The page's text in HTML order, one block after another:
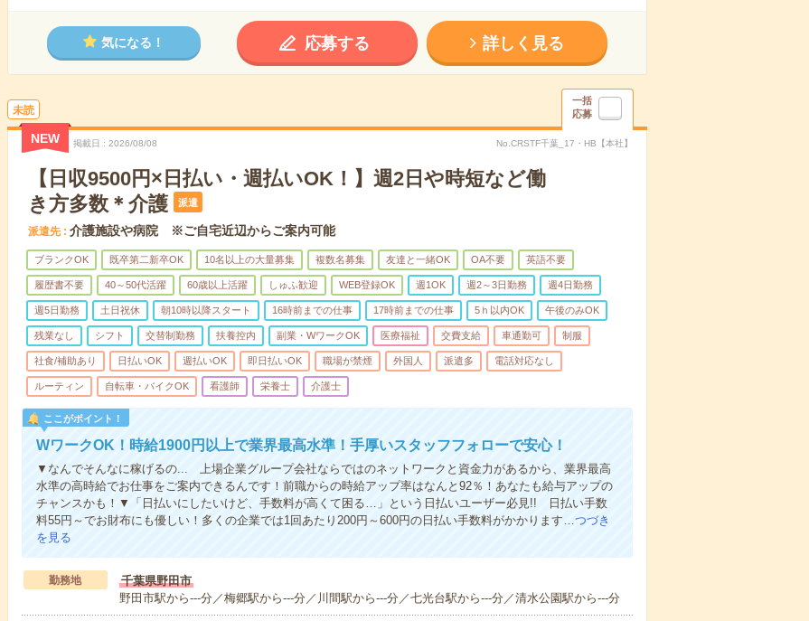
気になる！ 応募する 詳しく見る
未読
一括
応募
NEW 掲載日 2026/08/08 No.CRSTF千葉_17・HB【本社】
【日収9500円×日払い・週払いOK！】週2日や時短など働
き方多数＊介護
派遣
派遣先 介護施設や病院 ※ご自宅近辺からご案内可能
ブランクOK 既卒第二新卒OK 10名以上の大量募集 複数名募集 友達と一緒OK OA不要 英語不要
履歴書不要 40～50代活躍 60歳以上活躍 しゅふ歓迎 WEB登録OK 週1OK 週2～3日勤務 週4日勤務
週5日勤務 土日祝休 朝10時以降スタート 16時前までの仕事 17時前までの仕事 5ｈ以内OK 午後のみOK
残業なし シフト 交替制勤務 扶養控内 副業・WワークOK 医療福祉 交費支給 車通勤可 制服
社食/補助あり 日払いOK 週払いOK 即日払いOK 職場が禁煙 外国人 派遣多 電話対応なし
ルーティン 自転車・バイクOK 看護師 栄養士 介護士
ここがポイント！
WワークOK！時給1900円以上で業界最高水準！手厚いスタッフフォローで安心！
▼なんでそんなに稼げるの... 上場企業グループ会社ならではのネットワークと資金力があるから、業界最高
水準の高時給でお仕事をご案内できるんです！前職からの時給アップ率はなんと92％！あなたも給与アップの
チャンスかも！▼「日払いにしたいけど、手数料が高くて困る…」という日払いユーザー必見!! 日払い手数
料55円～でお財布にも優しい！多くの企業では1回あたり200円～600円の日払い手数料がかかります…つづき
を見る
勤務地
千葉県野田市
野田市駅から---分／梅郷駅から---分／川間駅から---分／七光台駅から---分／清水公園駅から---分